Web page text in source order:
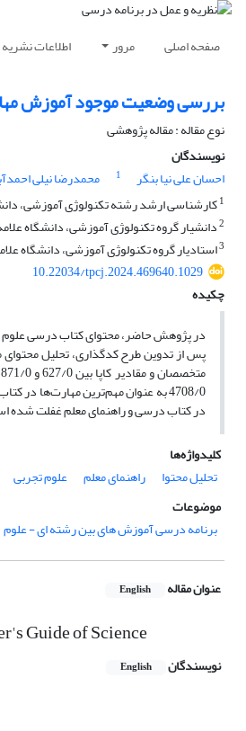
صفحه اصلی مرور اطلاعات نشریه
بررسی وضعیت موجود آموزش
نوع مقاله : مقاله پژوهشی
نویسندگان
احسان علی نیا بنگر
1 محمدرضا نیلی
1کارشناسی ارشد رشته تکنولوژی آموزشی،
2دانشیار گروه تکنولوژی آموزشی، دانشگاه
3استادیار گروه تکنولوژی آموزشی، دانشگاه
10.22034/tpcj.2024.469640.1029
چکیده
در پژوهش حاضر، محتوای کتاب درسی علوم
پس از تدوین طرح کدگذاری، تحلیل محتوای
در کتاب درسی و راهنمای معلم غفلت شده
کلیدواژه‌ها
تحلیل محتوا
راهنمای معلم علوم تجربی
موضوعات
برنامه درسی آموزش های بین رشته ای - علوم
عنوان مقاله English
Guide of Science
نویسندگان English